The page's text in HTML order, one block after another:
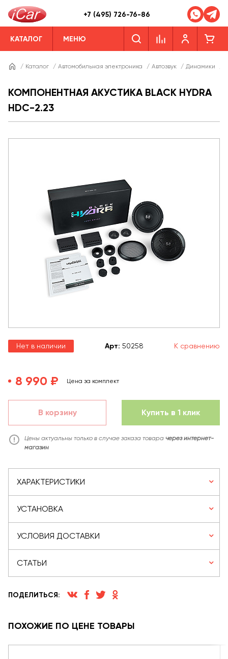
+7 (495) 726-76-86
КАТАЛОГ МЕНЮ
/ Каталог / Автомобильная электроника / Автозвук / Динамики
КОМПОНЕНТНАЯ АКУСТИКА BLACK HYDRA
HDC-2.23
Нет в наличии Арт: 50258 К сравнению
8 990 ₽ Цена за комплект
В корзину Купить в 1 клик
Цены актуальны только в случае заказа товара через интернет-
магазин
ХАРАКТЕРИСТИКИ
УСТАНОВКА
УСЛОВИЯ ДОСТАВКИ
СТАТЬИ
ПОДЕЛИТЬСЯ:
ПОХОЖИЕ ПО ЦЕНЕ ТОВАРЫ